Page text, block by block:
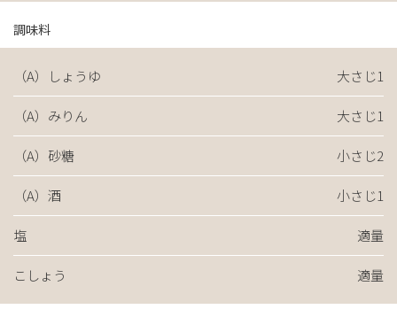
調味料
（A）しょうゆ 大さじ1
（A）みりん 大さじ1
（A）砂糖 小さじ2
（A）酒 小さじ1
塩 適量
こしょう 適量